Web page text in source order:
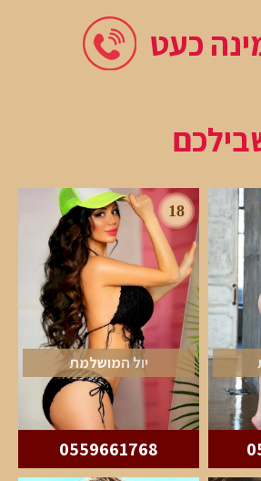
כעט
18
יול המושלמת
0559661768